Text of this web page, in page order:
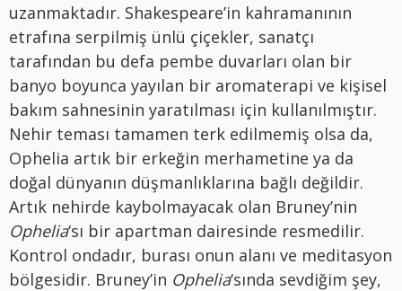
uzanmaktadır. Shakespeare’in kahramanının
etrafına serpilmiş ünlü çiçekler, sanatçı
tarafından bu defa pembe duvarları olan bir
banyo boyunca yayılan bir aromaterapi ve kişisel
bakım sahnesinin yaratılması için kullanılmıştır.
Nehir teması tamamen terk edilmemiş olsa da,
Ophelia artık bir erkeğin merhametine ya da
doğal dünyanın düşmanlıklarına bağlı değildir.
Artık nehirde kaybolmayacak olan Bruney’nin
Ophelia‘sı bir apartman dairesinde resmedilir.
Kontrol ondadır, burası onun alanı ve meditasyon
bölgesidir. Bruney’in Ophelia‘sında sevdiğim şey,